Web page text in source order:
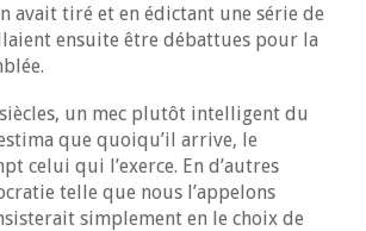
avait tiré et en édictant une série de
ensuite être débattues pour la
un mec plutôt intelligent du
que quoiqu’il arrive, le
celui qui l’exerce. En d’autres
telle que nous l’appelons
simplement en le choix de